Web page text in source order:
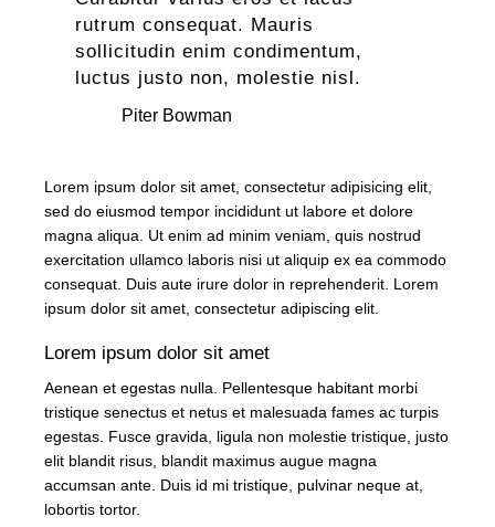
rutrum consequat. Mauris
sollicitudin enim condimentum,
luctus justo non, molestie nisl.
Piter Bowman
Lorem ipsum dolor sit amet, consectetur adipisicing elit,
sed do eiusmod tempor incididunt ut labore et dolore
magna aliqua. Ut enim ad minim veniam, quis nostrud
exercitation ullamco laboris nisi ut aliquip ex ea commodo
consequat. Duis aute irure dolor in reprehenderit. Lorem
ipsum dolor sit amet, consectetur adipiscing elit.
Lorem ipsum dolor sit amet
Aenean et egestas nulla. Pellentesque habitant morbi
tristique senectus et netus et malesuada fames ac turpis
egestas. Fusce gravida, ligula non molestie tristique, justo
elit blandit risus, blandit maximus augue magna
accumsan ante. Duis id mi tristique, pulvinar neque at,
lobortis tortor.